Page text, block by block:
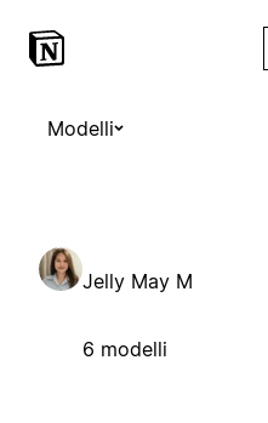
Modelli
Jelly May M
6 modelli